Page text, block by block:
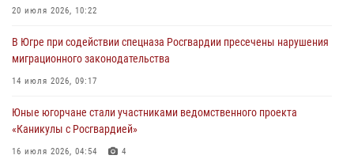
В Югре при силовой поддержке ОМОН Росгвардии задержаны
06 августа 2026, 09:07 2 1
Урайский отдел вневедомственной охраны Росгвардии отмечает
05 августа 2026, 12:01 3
20 июля 2026, 10:22
В Югре при содействии спецназа Росгвардии пресечены нарушения
миграционного законодательства
14 июля 2026, 09:17
Юные югорчане стали участниками ведомственного проекта
«Каникулы с Росгвардией»
16 июля 2026, 04:54 4